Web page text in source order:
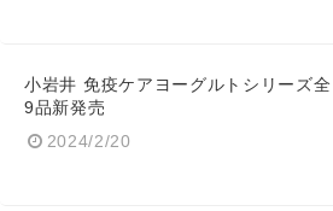
小岩井 免疫ケアヨーグルトシリーズ全
9品新発売
2024/2/20